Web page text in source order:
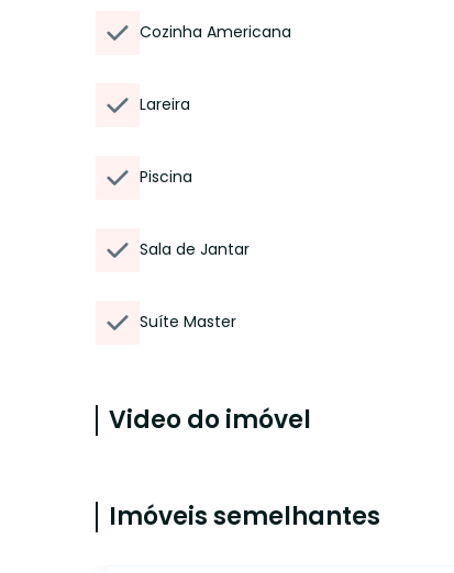
Cozinha Americana
Lareira
Piscina
Sala de Jantar
Suíte Master
Video do imóvel
Imóveis semelhantes